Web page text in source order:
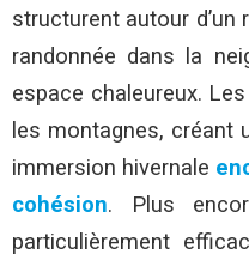
structurent autour
randonnée dans la
espace chaleureux.
les montagnes, créant
immersion hivernale
cohésion. Plus
particulièrement